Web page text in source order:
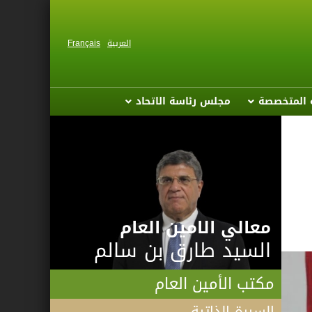
العربية Français
المتخصصة مجلس رئاسة الاتحاد
معالي الامين العام
السيد طارق بن سالم
مكتب الأمين العام